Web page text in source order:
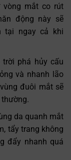
vòng mắt co rút
động này sẽ
tại ngay cả khi
trời phá hủy cấu
và nhanh lão
đuôi mắt sẽ
da quanh mắt
tẩy trang không
đẩy nhanh quá